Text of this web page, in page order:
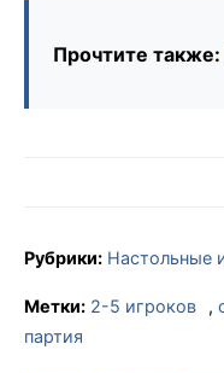
Прочтите также:
Рубрики: Настольные
Метки: 2-5 игроков ,
партия